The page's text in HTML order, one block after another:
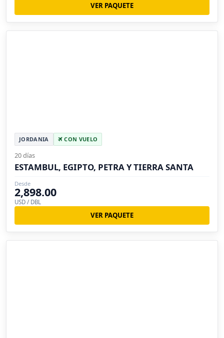
VER PAQUETE
JORDANIA CON VUELO
20 días
ESTAMBUL, EGIPTO, PETRA Y TIERRA SANTA
Desde
2,898.00
USD / DBL
VER PAQUETE